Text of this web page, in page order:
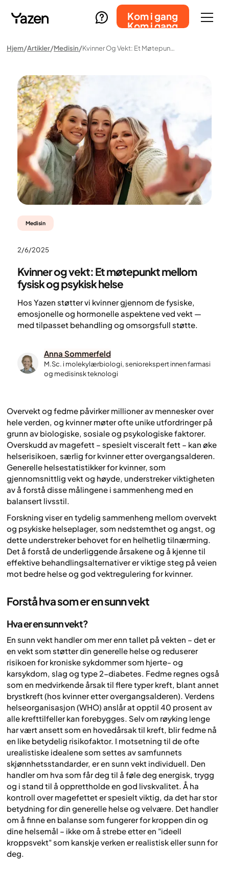
Kom i gang
Kom i gang
Hjem Artikler Medisin Kvinner Og Vekt: Et Møtepunkt Mellom Fysisk Og Psykisk Helse
Medisin
2/6/2025
Kvinner og vekt: Et møtepunkt mellom
fysisk og psykisk helse
Hos Yazen støtter vi kvinner gjennom de fysiske,
emosjonelle og hormonelle aspektene ved vekt —
med tilpasset behandling og omsorgsfull støtte.
Anna Sommerfeld
M.Sc. i molekylærbiologi, seniorekspert innen farmasi
og medisinsk teknologi
Overvekt og fedme påvirker millioner av mennesker over
hele verden, og kvinner møter ofte unike utfordringer på
grunn av biologiske, sosiale og psykologiske faktorer.
Overskudd av magefett – spesielt visceralt fett – kan øke
helserisikoen, særlig for kvinner etter overgangsalderen.
Generelle helsestatistikker for kvinner, som
gjennomsnittlig vekt og høyde, understreker viktigheten
av å forstå disse målingene i sammenheng med en
balansert livsstil.
Forskning viser en tydelig sammenheng mellom overvekt
og psykiske helseplager, som nedstemthet og angst, og
dette understreker behovet for en helhetlig tilnærming.
Det å forstå de underliggende årsakene og å kjenne til
effektive behandlingsalternativer er viktige steg på veien
mot bedre helse og god vektregulering for kvinner.
Forstå hva som er en sunn vekt
Hva er en sunn vekt?
En sunn vekt handler om mer enn tallet på vekten – det er
en vekt som støtter din generelle helse og reduserer
risikoen for kroniske sykdommer som hjerte- og
karsykdom, slag og type 2-diabetes. Fedme regnes også
som en medvirkende årsak til flere typer kreft, blant annet
brystkreft (hos kvinner etter overgangsalderen). Verdens
helseorganisasjon (WHO) anslår at opptil 40 prosent av
alle krefttilfeller kan forebygges. Selv om røyking lenge
har vært ansett som en hovedårsak til kreft, blir fedme nå
en like betydelig risikofaktor. I motsetning til de ofte
urealistiske idealene som settes av samfunnets
skjønnhetsstandarder, er en sunn vekt individuell. Den
handler om hva som får deg til å føle deg energisk, trygg
og i stand til å opprettholde en god livskvalitet. Å ha
kontroll over magefettet er spesielt viktig, da det har stor
betydning for din generelle helse og velvære. Det handler
om å finne en balanse som fungerer for kroppen din og
dine helsemål – ikke om å strebe etter en "ideell
kroppsvekt" som kanskje verken er realistisk eller sunn for
deg.